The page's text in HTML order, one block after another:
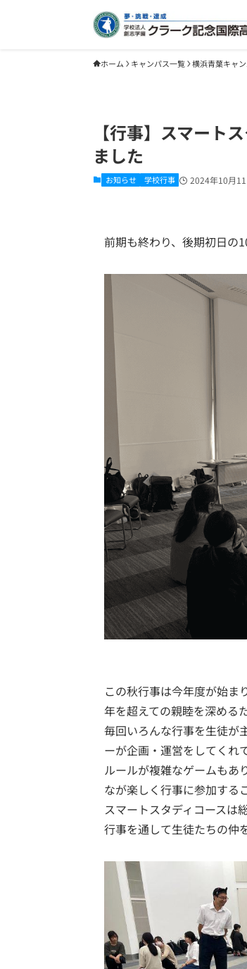
ホーム キャンパス一覧 横浜青葉キャ
【行事】スマート
ました
お知らせ 学校行事 2024年10月11
前期も終わり、後期初日の
この秋行事は今年度が始ま
年を超えての親睦を深める
毎回いろんな行事を生徒が
ーが企画・運営をしてくれ
ルールが複雑なゲームもあ
なが楽しく行事に参加する
スマートスタディコースは
行事を通して生徒たちの仲